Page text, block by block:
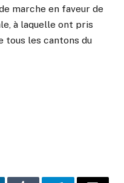
marche en faveur de
à laquelle ont pris
tous les cantons du